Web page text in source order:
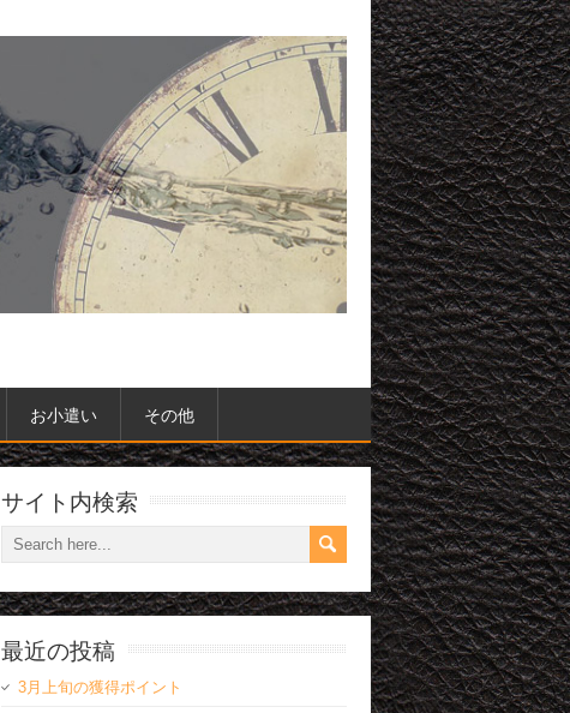
お小遣い その他
サイト内検索
最近の投稿
3月上旬の獲得ポイント